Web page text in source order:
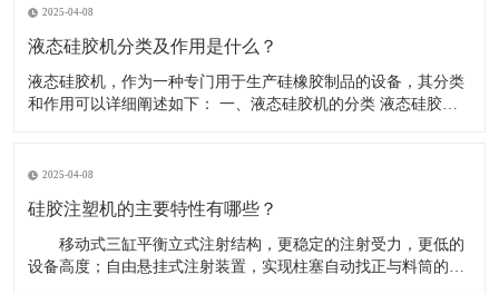
2025-04-08
液态硅胶机分类及作用是什么？
液态硅胶机，作为一种专门用于生产硅橡胶制品的设备，其分类
和作用可以详细阐述如下： 一、液态硅胶机的分类 液态硅胶机
射成型机：又称垂直注射成型机，采用液态硅胶在垂直状态
2025-04-08
硅胶注塑机的主要特性有哪些？
移动式三缸平衡立式注射结构，更稳定的注射受力，更低的
设备高度；自由悬挂式注射装置，实现柱塞自动找正与料筒的对